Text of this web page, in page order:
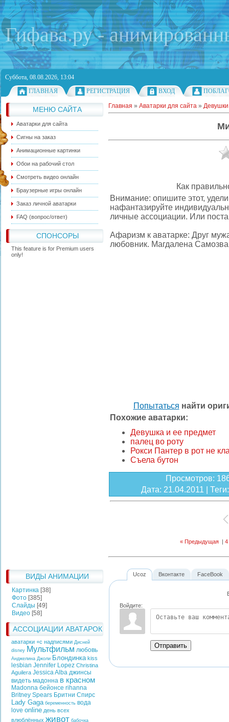
Гифава.ру -
Суббота, 08.08.2026, 13:04
ГЛАВНАЯ
РЕГИСТРАЦИЯ ВХОД
МЕНЮ САЙТА
Аватарки для сайта
Сигны на заказ
Анимационные картинки
Обои на рабочий стол
Смотреть видео онлайн
Браузерные игры онлайн
Заказ личной аватарки
FAQ (вопрос/ответ)
СПОНСОРЫ
This feature is for Premium users
only!
ВИДЫ АНИМАЦИИ
Картинка [38]
Фото [385]
Слайды [49]
Видео [58]
АССОЦИАЦИИ АВАТАРОК
аватарки +с надписями Дисней
disney Мультфильм любовь
Анджелина Джоли Блондинка kiss
lesbian Jennifer Lopez Christina
Aguilera Jessica Alba джинсы
видеть мадонна в красном
Madonna бейонсе rihanna
Britney Spears Бритни Спирс
Lady Gaga беременность вода
love online день всех
влюблённых живот бабочка
Главная » Аватарки для сайта »
Как
Внимание: опишите этот,
нафантазируйте
личные ассоциации. Или
Афаризм к аватарке: Друг
любовник. Магдалена
Попытаться найти
Похожие аватарки:
Девушка и ее предмет
палец во роту
Рокси Пантер в рот не
Съела бутон
Просмотров:
Дата: 21.04.2011 | Теги
« Предыдущая| 4
Ucoz
Войдите:
Отправить
Вконтакте FaceBook